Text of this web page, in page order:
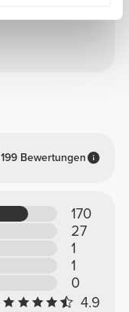
199 Bewertungen
170
27
1
1
0
4.9